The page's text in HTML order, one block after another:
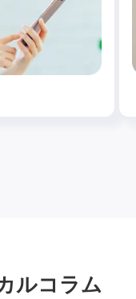
ルコラム